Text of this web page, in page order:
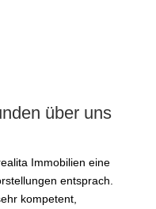
über uns
Immobilien eine
entsprach.
kompetent,